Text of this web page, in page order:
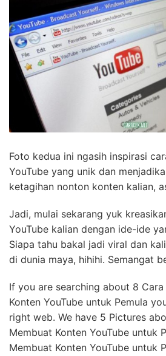
Foto kedua ini ngasih inspirasi
YouTube yang unik dan
ketagihan nonton konten kalian,
Jadi, mulai sekarang yuk
YouTube kalian dengan ide-ide
Siapa tahu bakal jadi viral dan
di dunia maya, hihihi. Semangat
If you are searching about 8
Konten YouTube untuk Pemula
right web. We have 5 Pictures
Membuat Konten YouTube untuk
Membuat Konten YouTube untuk